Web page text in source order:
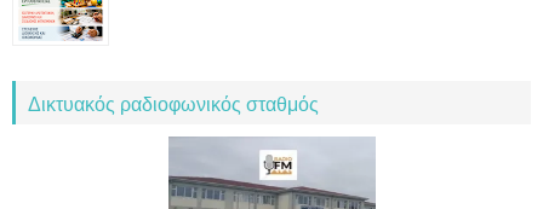
Δικτυακός ραδιοφωνικός σταθμός